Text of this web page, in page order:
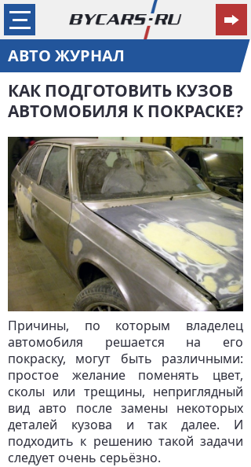
АВТО ЖУРНАЛ
КАК ПОДГОТОВИТЬ КУЗОВ
АВТОМОБИЛЯ К ПОКРАСКЕ?
Причины, по которым владелец
автомобиля решается на его
покраску, могут быть различными:
простое желание поменять цвет,
сколы или трещины, неприглядный
вид авто после замены некоторых
деталей кузова и так далее. И
подходить к решению такой задачи
следует очень серьёзно.